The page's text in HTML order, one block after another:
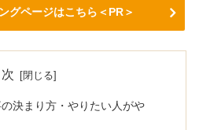
グページはこちら＜PR＞
次
決まり方・やりたい人がや